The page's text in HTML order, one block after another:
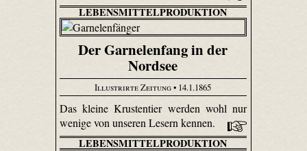
LEBENSMITTELPRODUKTION
Der Garnelenfang in der
Nordsee
Illustrirte Zeitung• 14.1.1865
Das kleine Krustentier werden wohl nur
wenige von unseren Lesern kennen.
LEBENSMITTELPRODUKTION